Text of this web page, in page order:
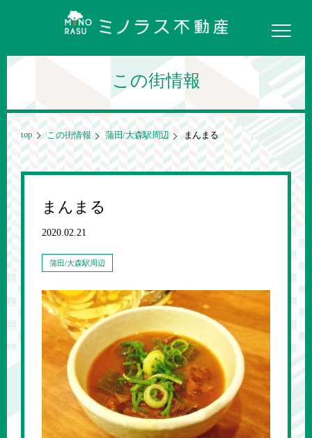
この街情報
top この街情報 蒲田/大森駅周辺 まんまる
まんまる
2020.02.21
蒲田/大森駅周辺